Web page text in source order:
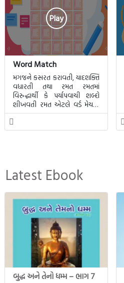
Play
Word Match
મગજને કસરત કરાવતી, યાદશક્તિ
વધારતી તથા રમત રમતમાં
વિરુદ્ધાર્થી કે પર્યાપવાચી શબ્દો
શીખવતી રમત એટલે વર્ડ મેચમાં.
આ રમતમાં 20 બ્લોક પાછળ 20
Latest Ebook
બુદ્ધ અને તેનો ધમ્મ – ભાગ 7